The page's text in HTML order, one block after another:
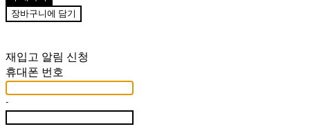
장바구니에 담기
재입고 알림 신청
휴대폰 번호
-